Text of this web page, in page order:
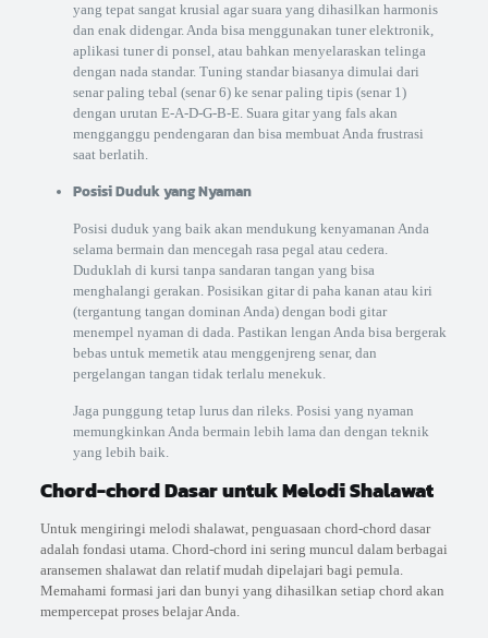
yang tepat sangat krusial agar suara yang dihasilkan harmonis
dan enak didengar. Anda bisa menggunakan tuner elektronik,
aplikasi tuner di ponsel, atau bahkan menyelaraskan telinga
dengan nada standar. Tuning standar biasanya dimulai dari
senar paling tebal (senar 6) ke senar paling tipis (senar 1)
dengan urutan E-A-D-G-B-E. Suara gitar yang fals akan
mengganggu pendengaran dan bisa membuat Anda frustrasi
saat berlatih.
Posisi Duduk yang Nyaman
Posisi duduk yang baik akan mendukung kenyamanan Anda
selama bermain dan mencegah rasa pegal atau cedera.
Duduklah di kursi tanpa sandaran tangan yang bisa
menghalangi gerakan. Posisikan gitar di paha kanan atau kiri
(tergantung tangan dominan Anda) dengan bodi gitar
menempel nyaman di dada. Pastikan lengan Anda bisa bergerak
bebas untuk memetik atau menggenjreng senar, dan
pergelangan tangan tidak terlalu menekuk.
Jaga punggung tetap lurus dan rileks. Posisi yang nyaman
memungkinkan Anda bermain lebih lama dan dengan teknik
yang lebih baik.
Chord-chord Dasar untuk Melodi Shalawat
Untuk mengiringi melodi shalawat, penguasaan chord-chord dasar
adalah fondasi utama. Chord-chord ini sering muncul dalam berbagai
aransemen shalawat dan relatif mudah dipelajari bagi pemula.
Memahami formasi jari dan bunyi yang dihasilkan setiap chord akan
mempercepat proses belajar Anda.